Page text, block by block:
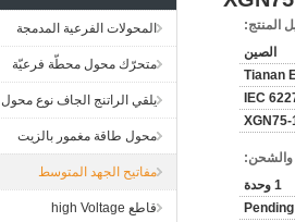
المحولات الفرعية المدمجة
متحرّك محول محطّة فرعيّة
يلقي الراتنج الجاف نوع محول
محول طاقة مغمور بالزيت
مفاتيح الجهد المتوسط
قاطع high Voltage
المنتج:
الصين
Tianan
IEC
XGN75-
والشحن:
1 وحدة
Pending